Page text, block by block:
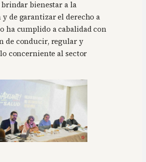
brindar bienestar a la
de garantizar el derecho a
ha cumplido a cabalidad con
de conducir, regular y
concerniente al sector